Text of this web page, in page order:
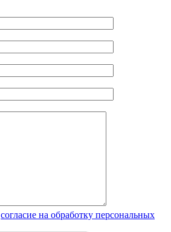
согласие на обработку персональных